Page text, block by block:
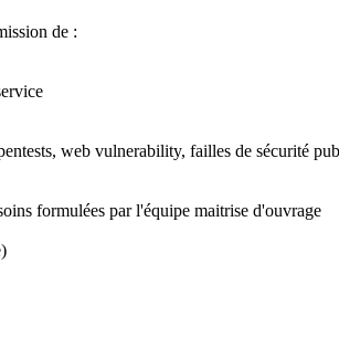
de :
web vulnerability, failles de sécurité
formulées par l'équipe maitrise d'ouvrage